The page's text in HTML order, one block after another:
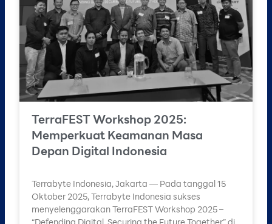
TerraFEST Workshop 2025:
Memperkuat Keamanan Masa
Depan Digital Indonesia
Terrabyte Indonesia, Jakarta — Pada tanggal 15
Oktober 2025, Terrabyte Indonesia sukses
menyelenggarakan TerraFEST Workshop 2025 –